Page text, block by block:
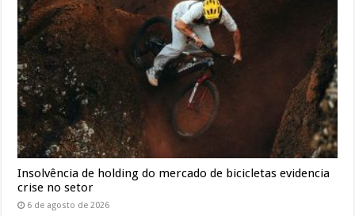
Insolvência de holding do mercado de bicicletas evidencia
crise no setor
6 de agosto de 2026